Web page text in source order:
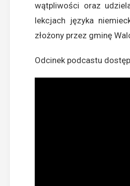
wątpliwości oraz
lekcjach języka
złożony przez gminę
Odcinek podcastu